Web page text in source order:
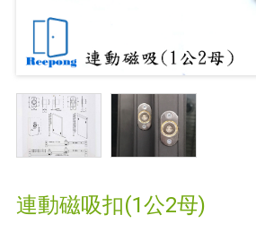
連動磁吸扣(1公2母)